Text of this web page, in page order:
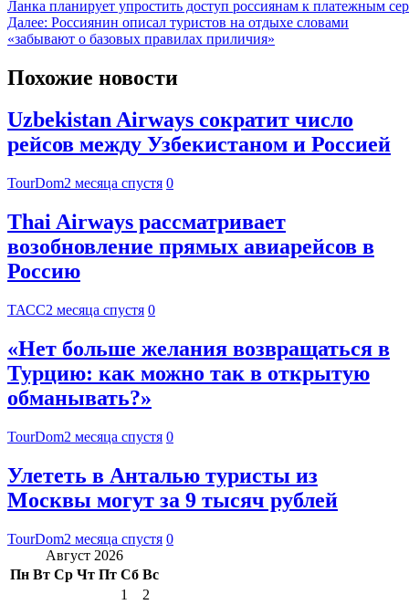
Ланка планирует упростить доступ россиянам к платежным
Далее: Россиянин описал туристов на отдыхе словами
«забывают о базовых правилах приличия»
Похожие новости
Uzbekistan Airways сократит число
рейсов между Узбекистаном и Россией
TourDom2 месяца спустя 0
Thai Airways рассматривает
возобновление прямых авиарейсов в
Россию
ТАСС2 месяца спустя 0
«Нет больше желания возвращаться в
Турцию: как можно так в открытую
обманывать?»
TourDom2 месяца спустя 0
Улететь в Анталью туристы из
Москвы могут за 9 тысяч рублей
TourDom2 месяца спустя 0
Август 2026
Пн Вт Ср Чт Пт Сб Вс
1
2